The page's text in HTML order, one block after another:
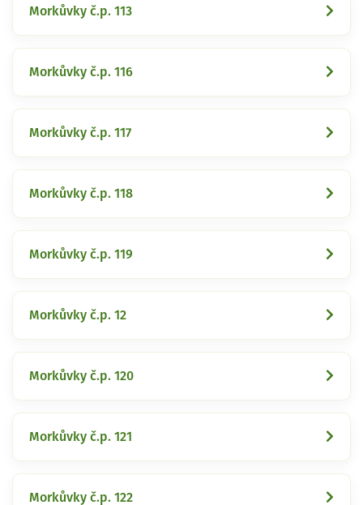
Morkůvky č.p. 113
Morkůvky č.p. 116
Morkůvky č.p. 117
Morkůvky č.p. 118
Morkůvky č.p. 119
Morkůvky č.p. 12
Morkůvky č.p. 120
Morkůvky č.p. 121
Morkůvky č.p. 122